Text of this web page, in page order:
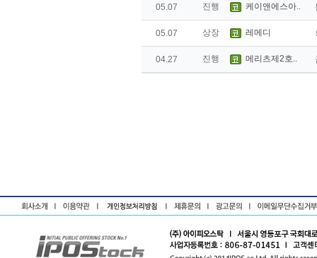
05.07 진행 케이앤에스아..
05.07 상장 레메디
04.27 진행 메리츠제2호..